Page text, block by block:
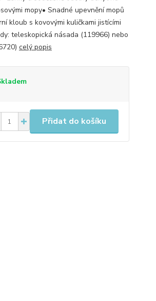
mopy• Snadné upevnění mopů
kloub s kovovými kuličkami jistícími
teleskopická násada (119966) nebo
celý popis
Přidat do košíku